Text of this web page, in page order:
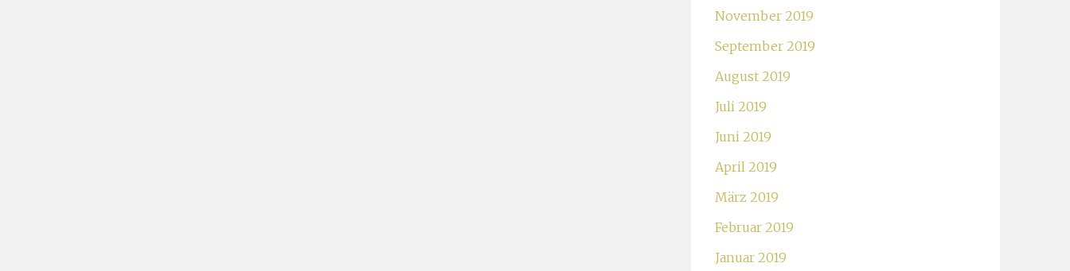
November 2019
September 2019
August 2019
Juli 2019
Juni 2019
April 2019
März 2019
Februar 2019
Januar 2019